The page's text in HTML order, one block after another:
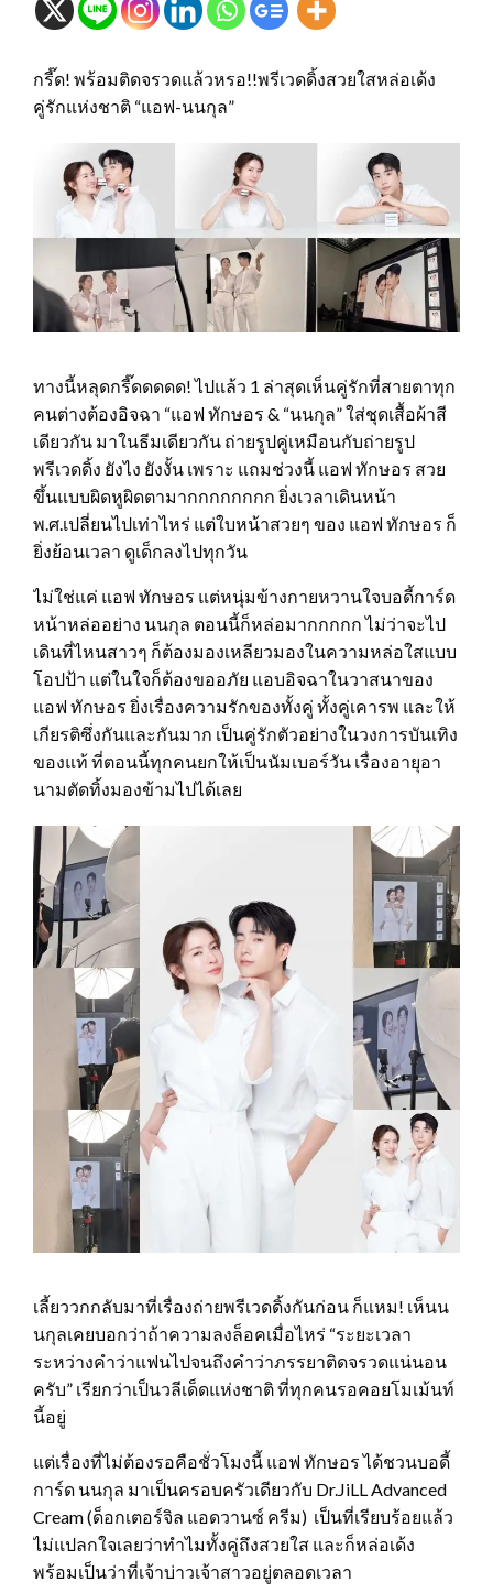
กรี๊ด! พร้อมติดจรวดแล้วหรอ!!พรีเวดดิ้งสวยใสหล่อเด้ง
คู่รักแห่งชาติ “แอฟ-นนกุล”
ทางนี้หลุดกรี๊ดดดดด! ไปแล้ว 1 ล่าสุดเห็นคู่รักที่สายตาทุก
คนต่างต้องอิจฉา “แอฟ ทักษอร & “นนกุล” ใส่ชุดเสื้อผ้าสี
เดียวกัน มาในธีมเดียวกัน ถ่ายรูปคู่เหมือนกับถ่ายรูป
พรีเวดดิ้ง ยังไง ยังงั้น เพราะ แถมช่วงนี้ แอฟ ทักษอร สวย
ขึ้นแบบผิดหูผิดตามากกกกกกกก ยิ่งเวลาเดินหน้า
พ.ศ.เปลี่ยนไปเท่าไหร่ แต่ใบหน้าสวยๆ ของ แอฟ ทักษอร ก็
ยิ่งย้อนเวลา ดูเด็กลงไปทุกวัน
ไม่ใช่แค่ แอฟ ทักษอร แต่หนุ่มข้างกายหวานใจบอดี้การ์ด
หน้าหล่ออย่าง นนกุล ตอนนี้ก็หล่อมากกกกก ไม่ว่าจะไป
เดินที่ไหนสาวๆ ก็ต้องมองเหลียวมองในความหล่อใสแบบ
โอปป้า แต่ในใจก็ต้องขออภัย แอบอิจฉาในวาสนาของ
แอฟ ทักษอร ยิ่งเรื่องความรักของทั้งคู่ ทั้งคู่เคารพ และให้
เกียรติซึ่งกันและกันมาก เป็นคู่รักตัวอย่างในวงการบันเทิง
ของแท้ ที่ตอนนี้ทุกคนยกให้เป็นนัมเบอร์วัน เรื่องอายุอา
นามตัดทิ้งมองข้ามไปได้เลย
เลี้ยววกกลับมาที่เรื่องถ่ายพรีเวดดิ้งกันก่อน ก็แหม! เห็นน
นกุลเคยบอกว่าถ้าความลงล็อคเมื่อไหร่ “ระยะเวลา
ระหว่างคำว่าแฟนไปจนถึงคำว่าภรรยาติดจรวดแน่นอน
ครับ” เรียกว่าเป็นวลีเด็ดแห่งชาติ ที่ทุกคนรอคอยโมเม้นท์
นี้อยู่
แต่เรื่องที่ไม่ต้องรอคือชั่วโมงนี้ แอฟ ทักษอร ได้ชวนบอดี้
การ์ด นนกุล มาเป็นครอบครัวเดียวกับ Dr.JiLL Advanced
Cream (ด็อกเตอร์จิล แอดวานซ์ ครีม) เป็นที่เรียบร้อยแล้ว
ไม่แปลกใจเลยว่าทำไมทั้งคู่ถึงสวยใส และก็หล่อเด้ง
พร้อมเป็นว่าที่เจ้าบ่าวเจ้าสาวอยู่ตลอดเวลา